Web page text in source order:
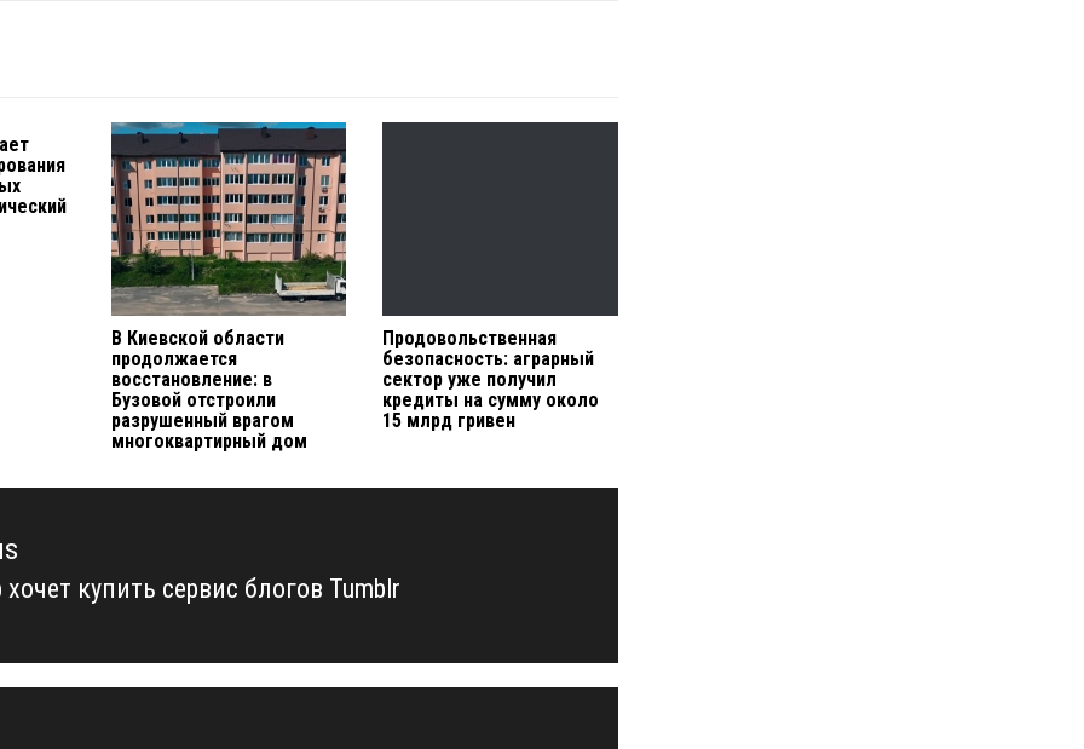
В Киевской области
продолжается
восстановление: в
Бузовой отстроили
разрушенный врагом
многоквартирный дом
Продовольственная
безопасность: аграрный
сектор уже получил
кредиты на сумму около
15 млрд гривен
хочет купить сервис блогов Tumblr